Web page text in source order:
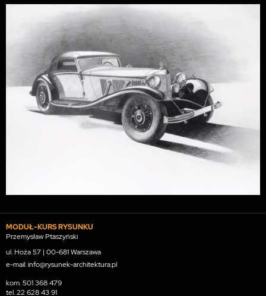
MODUŁ-KURS RYSUNKU
Przemysław Ptaszyński
ul. Hoża 57 | 00-681 Warszawa
e-mail: info@rysunek-architektura.pl
kom.501 368 479
tel.22 628 43 91